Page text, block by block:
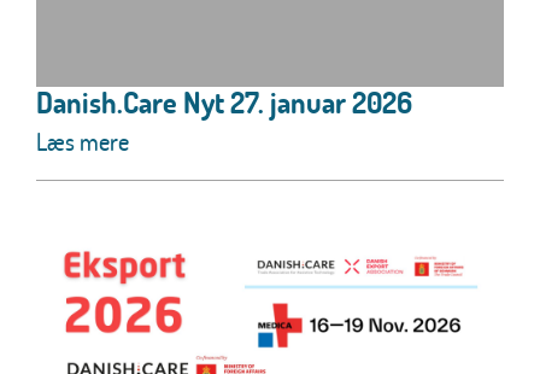
Danish.Care Nyt 27. januar 2026
Læs mere